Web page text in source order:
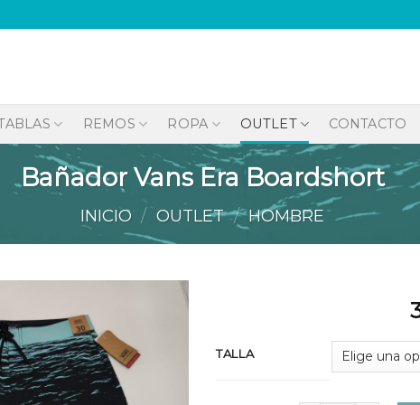
REMOS ROPA OUTLET CONTACTO
Bañador Vans Era Boardshort
INICIO / OUTLET / HOMBRE
lista de
TALLA